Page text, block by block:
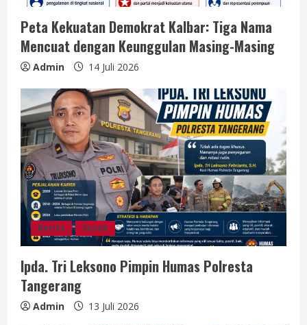
Peta Kekuatan Demokrat Kalbar: Tiga Nama
Mencuat dengan Keunggulan Masing-Masing
Admin 14 Juli 2026
Berita Sosok
Ipda. Tri Leksono Pimpin Humas Polresta
Tangerang
Admin 13 Juli 2026